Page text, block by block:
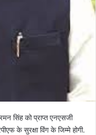
सिंह को प्राप्त एनएसजी
के सुरक्षा विंग के जिम्मे होगी.